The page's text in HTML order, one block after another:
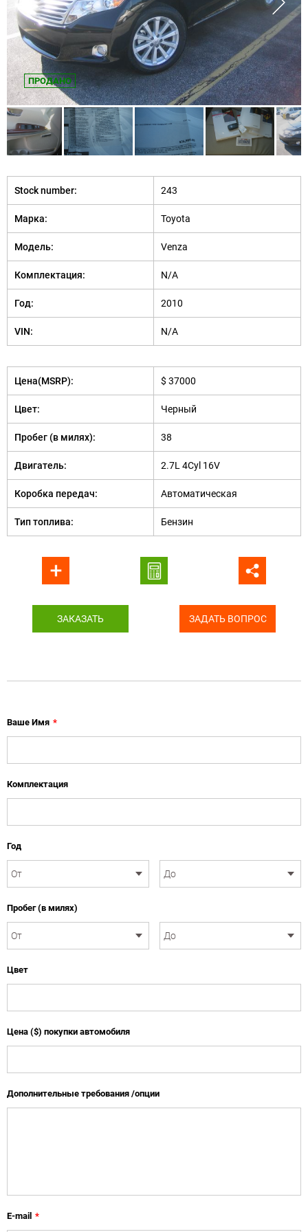
ПРОДАНО
Stock number: 243
Марка: Toyota
Модель: Venza
Комплектация: N/A
Год: 2010
VIN: N/A
Цена(MSRP): $ 37000
Цвет: Черный
Пробег (в милях): 38
Двигатель: 2.7L 4Cyl 16V
Коробка передач: Автоматическая
Тип топлива: Бензин
ЗАКАЗАТЬ ЗАДАТЬ ВОПРОС
Ваше Имя *
Комплектация
Год
Пробег (в милях)
Цвет
Цена ($) покупки автомобиля
Дополнительные требования /опции
E-mail *